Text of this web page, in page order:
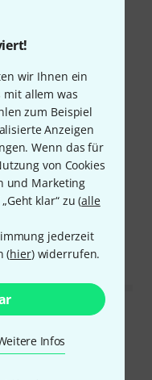
wir Ihnen ein
allem was
zum Beispiel
Anzeigen
Wenn das für
von Cookies
und Marketing
klar“ zu (alle
jederzeit
(hier) widerrufen.
Infos
im
Kabelbinder taugen
Ob man ein
die Kabel
nur einen